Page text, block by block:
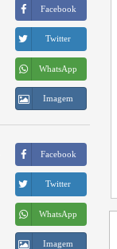
Facebook
Twitter
WhatsApp
Imagem
Facebook
Twitter
WhatsApp
Imagem